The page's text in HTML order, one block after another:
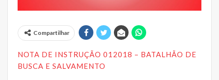
Compartilhar
NOTA DE INSTRUÇÃO 012018 – BATALHÃO DE
BUSCA E SALVAMENTO